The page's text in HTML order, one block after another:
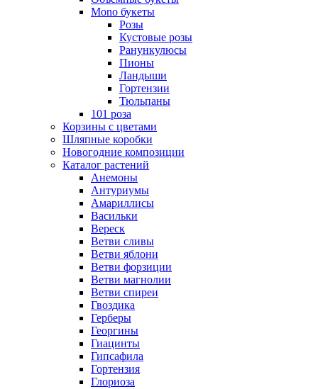
Mono букеты
Розы
Кустовые розы
Ранункулюсы
Пионы
Ландыши
Гортензии
Тюльпаны
101 роза
Корзины с цветами
Шляпные коробки
Новогодние композиции
Каталог растений
Анемоны
Антуриумы
Амариллисы
Васильки
Вереск
Ветви сливы
Ветви яблони
Ветви форзиции
Ветви магнолии
Ветви спиреи
Гвоздика
Герберы
Георгины
Гиацинты
Гипсафила
Гортензия
Глориоза